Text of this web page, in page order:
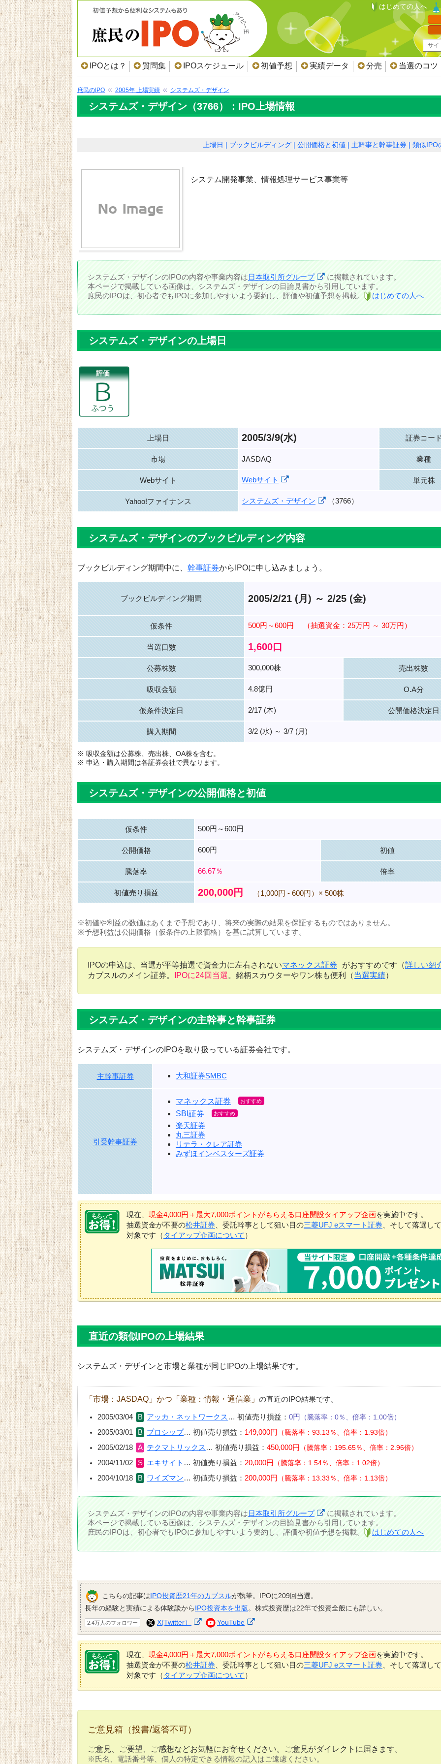
はじめての人へ
IPOとは？ 質問集 IPOスケジュール 初値予想 実績データ 分売 当選のコツ
庶民のIPO 2005年 上場実績 システムズ・デザイン
システムズ・デザイン（3766）：IPO上場情報
上場日 ブックビルディング 公開価格と初値 主幹事と幹事証券 類似IPO
システム開発事業、情報処理サービス事業等
システムズ・デザインのIPOの内容や事業内容は日本取引所グループ
に掲載されています。
本ページで掲載している画像は、システムズ・デザインの目論見書から引用しています。
庶民のIPOは、初心者でもIPOに参加しやすいよう要約し、評価や初値予想を掲載。
はじめての人へ
システムズ・デザインの上場日
上場日 2005/3/9(水) 証券コー
市場 JASDAQ 業種
Webサイト Webサイト 単元株
Yahoo!ファイナンス システムズ・デザイン （3766）
システムズ・デザインのブックビルディング内容
ブックビルディング期間中に、 幹事証券からIPOに申し込みましょう。
ブックビルディング期間 2005/2/21 (月) ～ 2/25 (金)
仮条件 500円～600円 （抽選資金：25万円 ～ 30万円）
当選口数 1,600口
公募株数 300,000株 売出株数
吸収金額 4.8億円 O.A分
仮条件決定日 2/17 (木) 公開価格決定日
購入期間 3/2 (水) ～ 3/7 (月)
※ 吸収金額は公募株、売出株、OA株を含む。
※ 申込・購入期間は各証券会社で異なります。
システムズ・デザインの公開価格と初値
仮条件 500円～600円
公開価格 600円 初値
騰落率 66.67％ 倍率
初値売り損益 200,000円 （1,000円 - 600円）× 500株
※初値や利益の数値はあくまで予想であり、将来の実際の結果を保証するものではありません。
※予想利益は公開価格（仮条件の上限価格）を基に試算しています。
IPOの申込は、当選が平等抽選で資金力に左右されないマネックス証券 がおすすめです（詳しい紹
カブスルのメイン証券。
IPOに24回当選。銘柄スカウターやワン株も便利（当選実績）
システムズ・デザインの主幹事と幹事証券
システムズ・デザインのIPOを取り扱っている証券会社です。
主幹事証券 大和証券SMBC
引受幹事証券
マネックス証券
SBI証券
楽天証券
丸三証券
リテラ・クレア証券
みずほインベスターズ証券
現在、 現金4,000円＋最大7,000ポイントがもらえる口座開設タイアップ企画を実施中です。
抽選資金が不要の松井証券 、委託幹事として狙い目の三菱UFJ eスマート証券 、そして落選し
対象です（ タイアップ企画について ）
直近の類似IPOの上場結果
システムズ・デザインと市場と業種が同じIPOの上場結果です。
「市場：JASDAQ」かつ「業種：情報・通信業」 の直近のIPO結果です。
2005/03/04 アッカ・ネットワークス …初値売り損益：0円 騰落率：0％、倍率：1.00倍
2005/03/01 プロシップ…初値売り損益： 149,000円 騰落率：93.13％、倍率：1.93倍
2005/02/18 テクマトリックス …初値売り損益：450,000円 騰落率：195.65％、倍率：2.96倍
2004/11/02 エキサイト …初値売り損益： 20,000円 騰落率：1.54％、倍率：1.02倍
2004/10/18 ワイズマン…初値売り損益： 200,000円 騰落率：13.33％、倍率：1.13倍
システムズ・デザインのIPOの内容や事業内容は日本取引所グループ
に掲載されています。
本ページで掲載している画像は、システムズ・デザインの目論見書から引用しています。
庶民のIPOは、初心者でもIPOに参加しやすいよう要約し、評価や初値予想を掲載。
はじめての人へ
こちらの記事はIPO投資歴21年のカブスルが執筆。IPOに209回当選。
長年の経験と実績による体験談からIPO投資本を出版。株式投資歴は22年で投資全般にも詳しい。
2.4万人のフォロワー X(Twitter） YouTube
現在、 現金4,000円＋最大7,000ポイントがもらえる口座開設タイアップ企画を実施中です。
抽選資金が不要の松井証券 、委託幹事として狙い目の三菱UFJ eスマート証券 、そして落選し
対象です（ タイアップ企画について ）
ご意見箱（投書/返答不可）
ご意見、ご要望、ご感想などお気軽にお寄せください。ご意見がダイレクトに届きます。
※氏名、電話番号等、個人の特定できる情報の記入はご遠慮ください。